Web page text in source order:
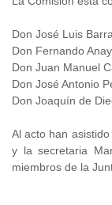
Don José Luis
Don Fernando
Don Juan Manuel
Don José Antonio
Don Joaquín de
Al acto han
y la secretaria
miembros de la